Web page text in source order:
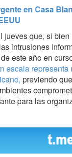
en Casa
jueves que, si
intrusiones
este año en
escala representa
previendo
para las